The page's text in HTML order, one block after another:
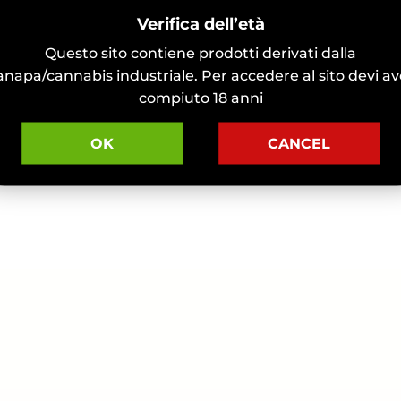
Verifica dell’età
Questo sito contiene prodotti derivati dalla
cannabis industriale. Per accedere al sito devi
compiuto 18 anni
OK CANCEL